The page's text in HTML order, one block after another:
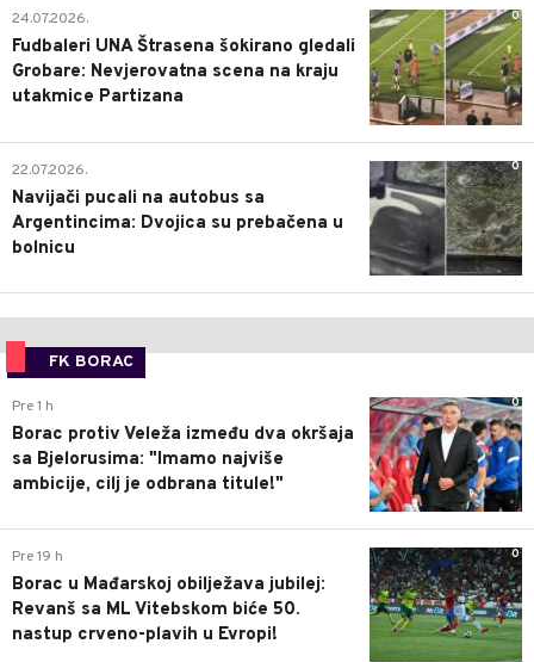
0
24.07.2026.
Fudbaleri UNA Štrasena šokirano gledali
Grobare: Nevjerovatna scena na kraju
utakmice Partizana
0
22.07.2026.
Navijači pucali na autobus sa
Argentincima: Dvojica su prebačena u
bolnicu
FK BORAC
0
Pre 1 h
Borac protiv Veleža između dva okršaja
sa Bjelorusima: "Imamo najviše
ambicije, cilj je odbrana titule!"
0
Pre 19 h
Borac u Mađarskoj obilježava jubilej:
Revanš sa ML Vitebskom biće 50.
nastup crveno-plavih u Evropi!